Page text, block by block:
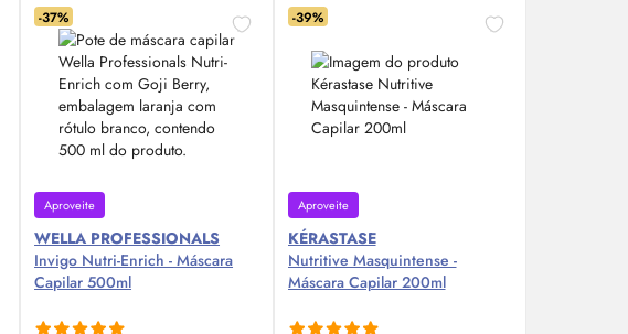
-37%
Aproveite
WELLA PROFESSIONALS
Invigo Nutri-Enrich - Máscara
Capilar 500ml
-39%
Aproveite
KÉRASTASE
Nutritive Masquintense -
Máscara Capilar 200ml